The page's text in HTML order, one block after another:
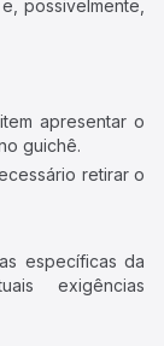
possivelmente,
apresentar o
guichê.
retirar o
específicas da
exigências